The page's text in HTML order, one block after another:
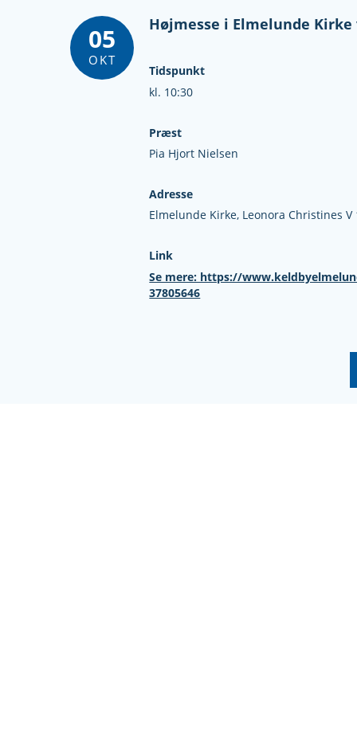
05
OKT
Højmesse i Elmelunde
Tidspunkt
kl. 10:30
Præst
Pia Hjort Nielsen
Adresse
Elmelunde Kirke, Leonora Christines V
Link
Se mere: https://
37805646